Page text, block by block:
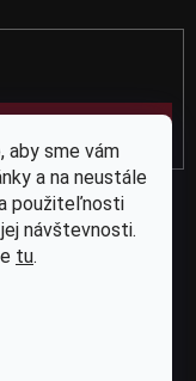
aby sme vám
a na neustále
použiteľnosti
návštevnosti.
tu.
partnerom pre
a ďalšiu záhradnú a